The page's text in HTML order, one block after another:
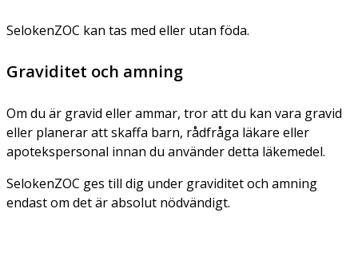
SelokenZOC kan tas med eller utan föda.
Graviditet och amning
Om du är gravid eller ammar, tror att du kan vara gravid
eller planerar att skaffa barn, rådfråga läkare eller
apotekspersonal innan du använder detta läkemedel.
SelokenZOC ges till dig under graviditet och amning
endast om det är absolut nödvändigt.